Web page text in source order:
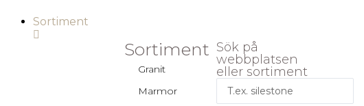
Sortiment
Sortiment
Granit
Marmor
Sök på
webbplatsen
eller sortiment